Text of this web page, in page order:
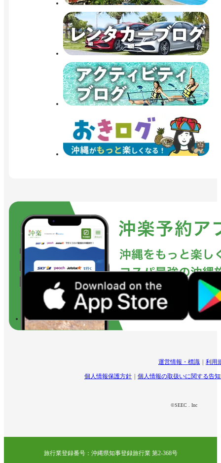
運営情報・標識 利用
個人情報保護方針 個人情報の取扱いに関する告
©SEEC . Inc
旅行業登録番号：沖縄県知事登録旅行業 第2-368号